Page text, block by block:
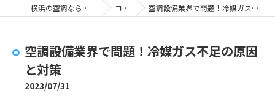
横浜の空調なら株式会社YKS コラム 空調設備業界で問題！冷媒ガス不足の原因と対策
空調設備業界で問題！冷媒ガス不足の原因
と対策
2023/07/31